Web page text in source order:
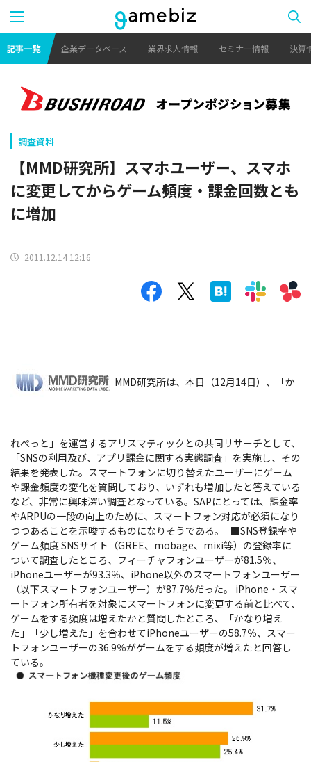
記事一覧 企業データベース 業界求人情報 セミナー情報 決算
調査資料
【MMD研究所】スマホユーザー、スマホ
に変更してからゲーム頻度・課金回数とも
に増加
2011.12.14 12:16
MMD研究所は、本日（12月14日）、「か
れぺっと」を運営するアリスマティックとの共同リサーチとして、
「SNSの利用及び、アプリ課金に関する実態調査」を実施し、その
結果を発表した。スマートフォンに切り替えたユーザーにゲーム
や課金頻度の変化を質問しており、いずれも増加したと答えている
など、非常に興味深い調査となっている。SAPにとっては、課金率
やARPUの一段の向上のために、スマートフォン対応が必須になり
つつあることを示唆するものになりそうである。
■SNS登録率や
ゲーム頻度 SNSサイト（GREE、mobage、mixi等）の登録率に
ついて調査したところ、フィーチャフォンユーザーが81.5％、
iPhoneユーザーが93.3％、iPhone以外のスマートフォンユーザー
（以下スマートフォンユーザー）が87.7％だった。 iPhone・スマ
ートフォン所有者を対象にスマートフォンに変更する前と比べて、
ゲームをする頻度は増えたかと質問したところ、「かなり増え
た」「少し増えた」を合わせてiPhoneユーザーの58.7％、スマー
トフォンユーザーの36.9％がゲームをする頻度が増えたと回答し
ている。